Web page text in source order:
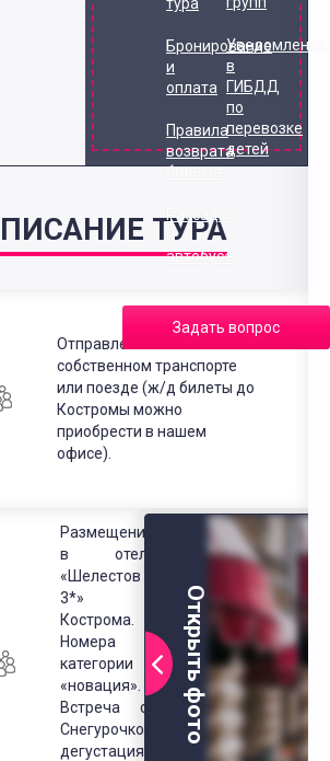
Бронирование
и
оплата
Правила
возврата
билетов
Рассадка
автобусе
Уведомление
в
ГИБДД
по
перевозке
детей
Задать вопрос
ТУРА
Отправление на
собственном транспорте
или поезде (ж/д билеты до
Костромы можно
приобрести в нашем
офисе).
Размещение
в отеле
«Шелестов
3*» г.
Кострома.
Номера
категории
«новация».
Встреча со
Снегурочкой,
дегустация
Открыть фото